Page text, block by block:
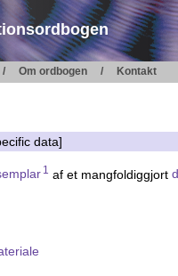
Om ordbogen Kontakt
data]
1 af et mangfoldiggjort